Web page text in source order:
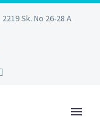
Sk. No 26-28 A